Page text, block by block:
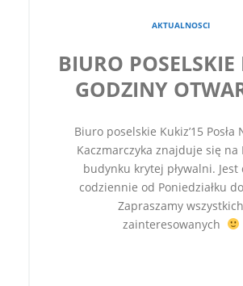
AKTUALNOSCI
BIURO POSELSKIE
GODZINY
Biuro poselskie Kukiz’15 Posła
Kaczmarczyka znajduje się na
budynku krytej pływalni. Jest
codziennie od Poniedziałku
Zapraszamy wszystkich
zainteresowanych